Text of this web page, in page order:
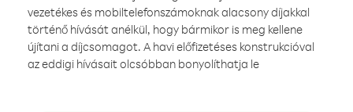
vezetékes és mobiltelefonszámoknak alacsony díjakkal
történő hívását anélkül, hogy bármikor is meg kellene
újítani a díjcsomagot. A havi előfizetéses konstrukcióval
az eddigi hívásait olcsóbban bonyolíthatja le